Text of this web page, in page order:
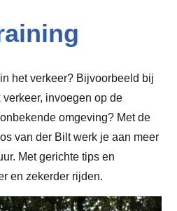
het verkeer? Bijvoorbeeld bij
invoegen op de
omgeving? Met de
van der Bilt werk je aan meer
Met gerichte tips en
en zekerder rijden.